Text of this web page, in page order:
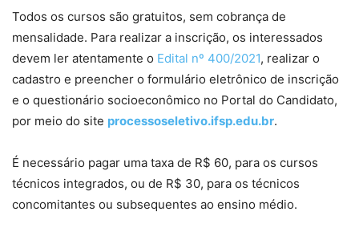
Todos os cursos são gratuitos, sem cobrança de
mensalidade. Para realizar a inscrição, os interessados
devem ler atentamente o Edital nº 400/2021, realizar o
cadastro e preencher o formulário eletrônico de inscrição
e o questionário socioeconômico no Portal do Candidato,
por meio do site processoseletivo.ifsp.edu.br.
É necessário pagar uma taxa de R$ 60, para os cursos
técnicos integrados, ou de R$ 30, para os técnicos
concomitantes ou subsequentes ao ensino médio.